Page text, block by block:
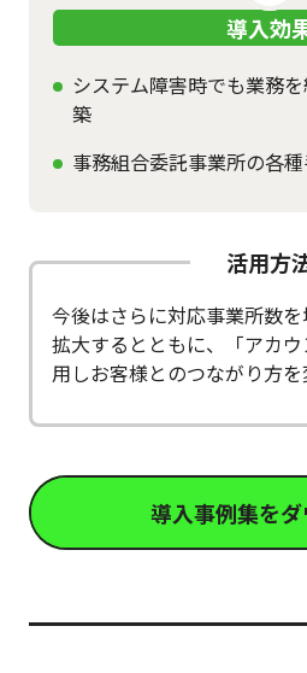
導入効
システム障害時でも業務
築
事務組合委託事業所の各
活用方
今後はさらに対応事業所数
拡大するとともに、「アカ
用しお客様とのつながり方
導入事例集を